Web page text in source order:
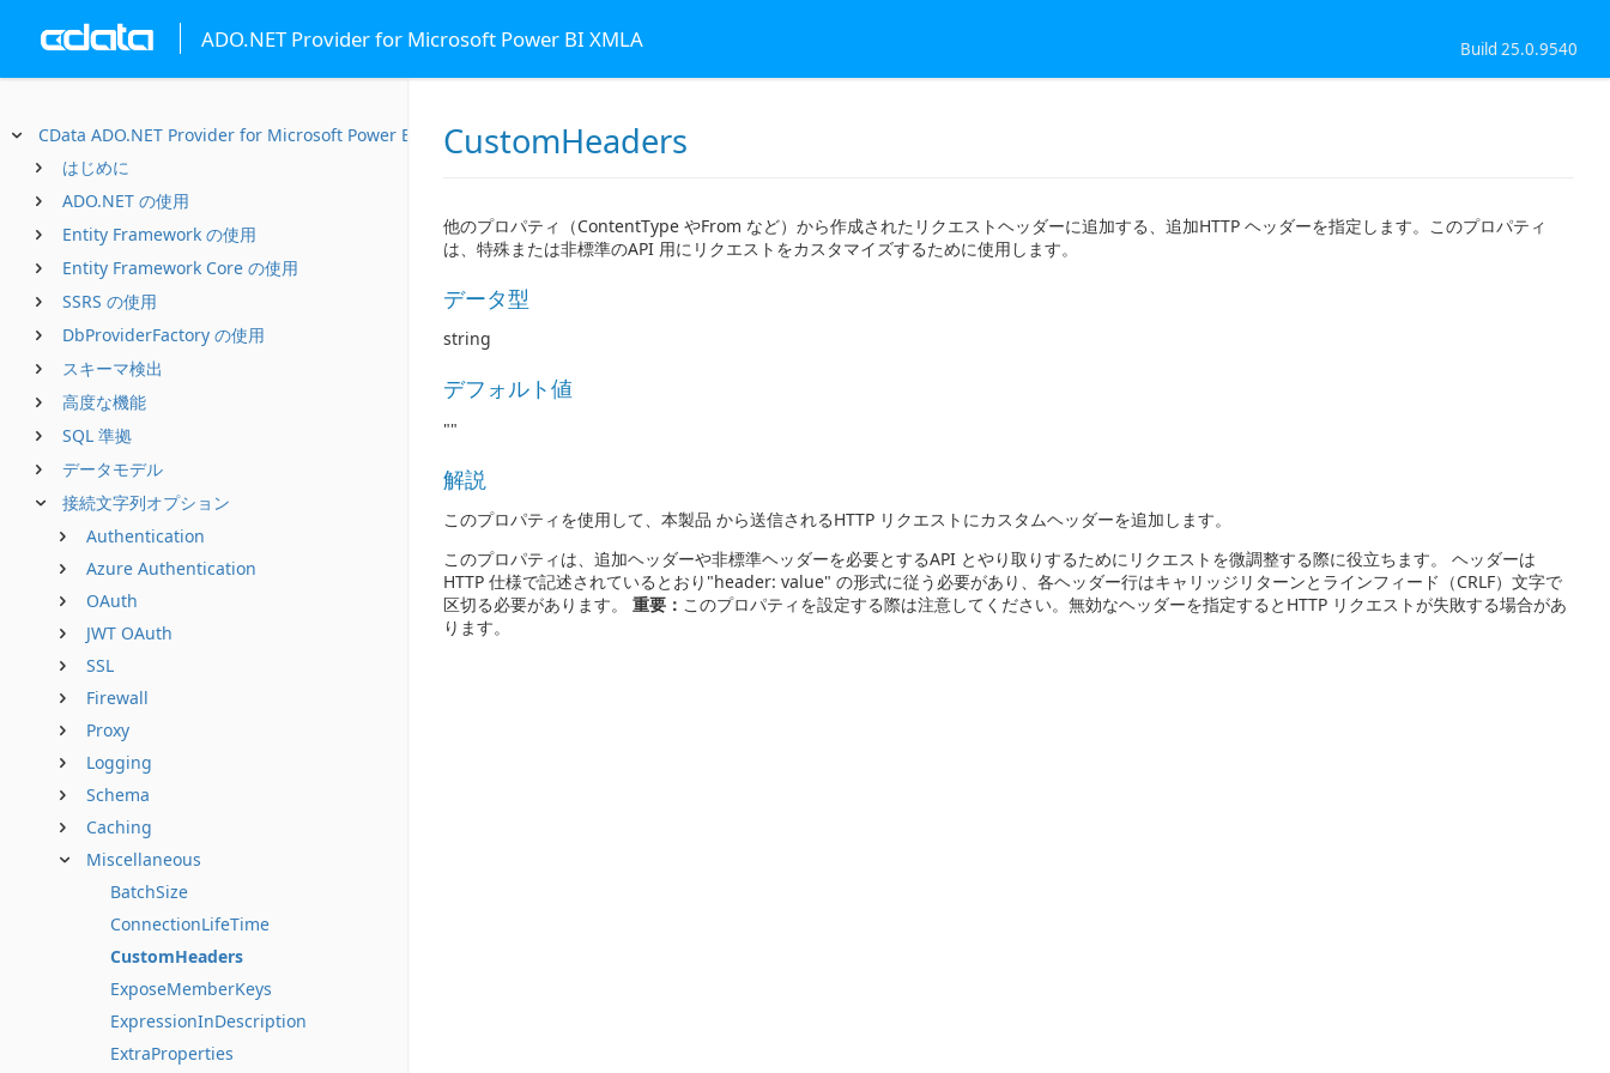
ADO.NET Provider for Microsoft Power BI XMLA Build 25.0.9540
CData ADO.NET Provider for Microsoft Power BI XMLA
はじめに
ADO.NET の使用
Entity Framework の使用
Entity Framework Core の使用
SSRS の使用
DbProviderFactory の使用
スキーマ検出
高度な機能
SQL 準拠
データモデル
接続文字列オプション
Authentication
Azure Authentication
OAuth
JWT OAuth
SSL
Firewall
Proxy
Logging
Schema
Caching
Miscellaneous
BatchSize
ConnectionLifeTime
CustomHeaders
ExposeMemberKeys
ExpressionInDescription
ExtraProperties
CustomHeaders
他のプロパティ（ContentType やFrom など）から作成されたリクエストヘッダーに追加する、追加HTTP ヘッダーを指定します。このプロパティ
は、特殊または非標準のAPI 用にリクエストをカスタマイズするために使用します。
データ型
string
デフォルト値
""
解説
このプロパティを使用して、本製品 から送信されるHTTP リクエストにカスタムヘッダーを追加します。
このプロパティは、追加ヘッダーや非標準ヘッダーを必要とするAPI とやり取りするためにリクエストを微調整する際に役立ちます。 ヘッダーは
HTTP 仕様で記述されているとおり"header: value" の形式に従う必要があり、各ヘッダー行はキャリッジリターンとラインフィード（CRLF）文字で
区切る必要があります。 重要： このプロパティを設定する際は注意してください。無効なヘッダーを指定するとHTTP リクエストが失敗する場合があ
ります。